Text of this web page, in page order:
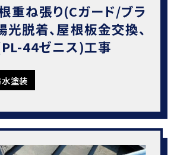
重ね張り(Cガード/ブラ
光脱着、屋根板金交換、
44ゼニス)工事
水塗装